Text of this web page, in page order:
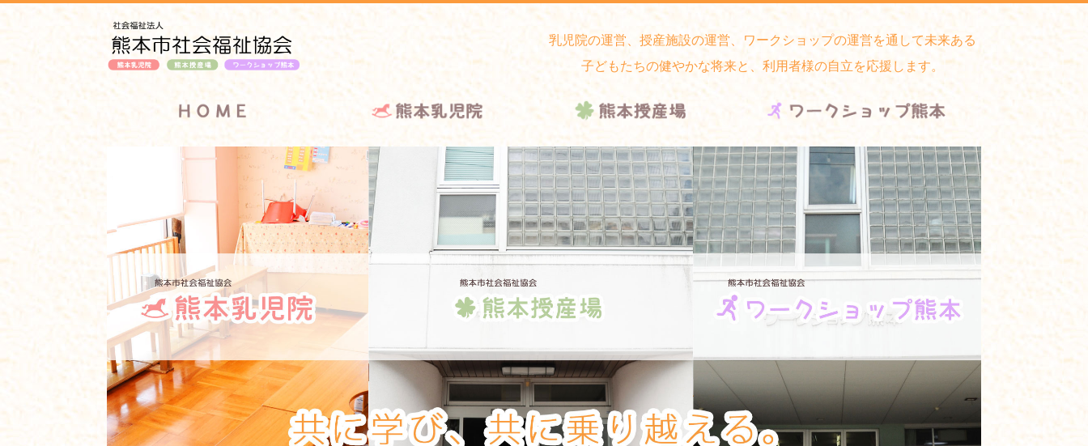
乳児院の運営、授産施設の運営、ワークショップの運営を通して未来ある
子どもたちの健やかな将来と、利用者様の自立を応援します。